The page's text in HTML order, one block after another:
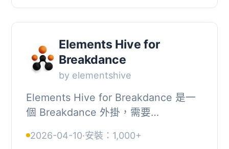
Elements Hive for
Breakdance
by elementshive
Elements Hive for Breakdance 是一
個 Breakdance 外掛，需要
Elements Hive 的獨特元素和擴展，強
2026-04-10·安裝：1,000+